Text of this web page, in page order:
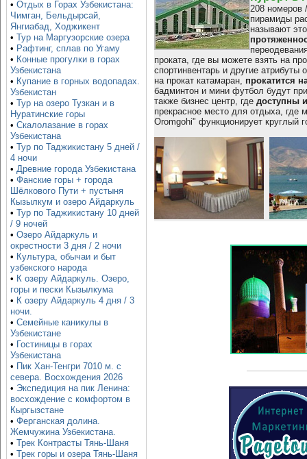
• Отдых в Горах Узбекистана:
Чимган, Бельдырсай,
Янгиабад, Ходжикент
• Тур на Маргузорские озера
• Рафтинг, сплав по Угаму
• Конные прогулки в горах
Узбекистана
• Купание в горных водопадах.
Узбекистан
• Тур на озеро Тузкан и в
Нуратинские горы
• Скалолазание в горах
Узбекистана
• Тур по Таджикистану 5 дней /
4 ночи
• Древние города Узбекистана
• Фанские горы + города
Шёлкового Пути + пустыня
Кызылкум и озеро Айдаркуль
• Тур по Таджикистану 10 дней
/ 9 ночей
• Озеро Айдаркуль и
окрестности 3 дня / 2 ночи
• Культура, обычаи и быт
узбекского народа
• К озеру Айдаркуль. Озеро,
горы и пески Кызылкума
• К озеру Айдаркуль 4 дня / 3
ночи.
• Семейные каникулы в
Узбекистане
• Гостиницы в горах
Узбекистана
• Пик Хан-Тенгри 7010 м. с
севера. Восхождения 2026
• Экспедиция на пик Ленина:
восхождение с комфортом в
Кыргызстане
• Ферганская долина.
Жемчужина Узбекистана.
• Трек Контрасты Тянь-Шаня
• Трек горы и озера Тянь-Шаня
208 номеров
пирамиды
называют
проката, где вы можете взять на
спортинвентарь и другие
на прокат катамаран, прокатится
бадминтон и мини футбол будут
также бизнес центр, где доступны
прекрасное место для отдыха, где
Oromgohi" функционирует круглый